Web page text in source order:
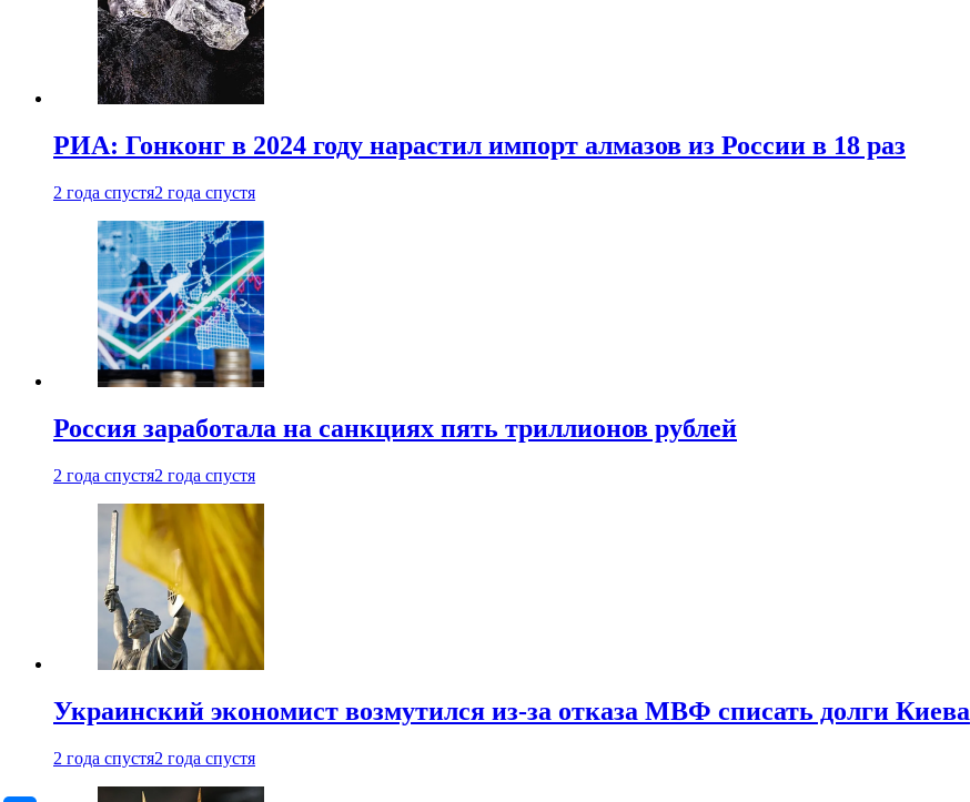
РИА: Гонконг в 2024 году нарастил импорт алмазов из России в 18 раз
2 года спустя2 года спустя
Россия заработала на санкциях пять триллионов рублей
2 года спустя2 года спустя
Украинский экономист возмутился из-за отказа МВФ списать долги Киева
2 года спустя2 года спустя